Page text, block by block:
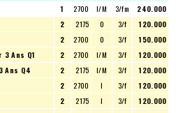
1 2700 I/M 3/fm
240.000
2 2175 O 3/f
120.000
2 2700 O 3/f
150.000
Ans Q1 2 2700 I/M 3/f
120.000
Ans Q4 2 2175 I/M 3/f
120.000
2 2700 I 3/f
120.000
2 2175 I 3/f
120.000